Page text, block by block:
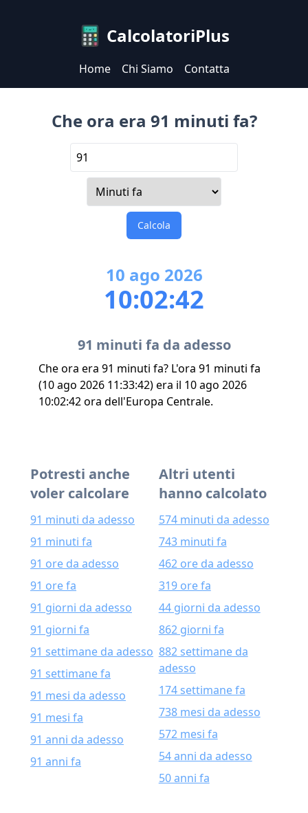
CalcolatoriPlus
Home Chi Siamo Contatta
Che ora era 91 minuti fa?
Calcola
10 ago 2026
10:02:42
91 minuti fa da adesso
Che ora era 91 minuti fa? L'ora 91 minuti fa
(10 ago 2026 11:33:42) era il 10 ago 2026
10:02:42 ora dell'Europa Centrale.
Potresti anche
voler calcolare
91 minuti da adesso
91 minuti fa
91 ore da adesso
91 ore fa
91 giorni da adesso
91 giorni fa
91 settimane da adesso
91 settimane fa
91 mesi da adesso
91 mesi fa
91 anni da adesso
91 anni fa
Altri utenti
hanno calcolato
574 minuti da adesso
743 minuti fa
462 ore da adesso
319 ore fa
44 giorni da adesso
862 giorni fa
882 settimane da
adesso
174 settimane fa
738 mesi da adesso
572 mesi fa
54 anni da adesso
50 anni fa